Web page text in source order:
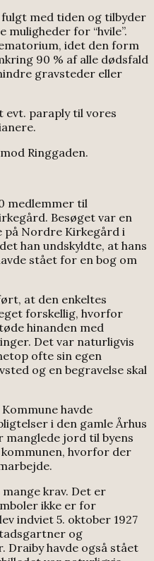
med tiden og tilbyder
for “hvile”.
idet den form
90 % af alle dødsfald
gravsteder eller
evt. paraply til vores
Ringgaden.
medlemmer til
Besøget var en
Nordre Kirkegård i
han undskyldte, at hans
stået for en bog om
at den enkeltes
forskellig, hvorfor
hinanden med
Det var naturligvis
ofte sin egen
og en begravelse skal
havde
i den gamle Århus
manglede jord til byens
hvorfor der
krav. Det er
ikke er for
indviet 5. oktober 1927
og
Draiby havde også stået